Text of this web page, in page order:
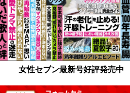
女性セブン最新号好評発売中